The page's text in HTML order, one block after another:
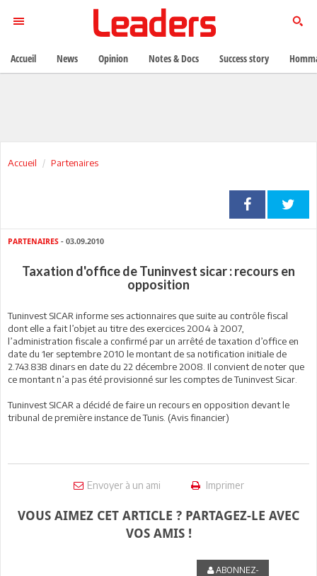
Accueil Partenaires
PARTENAIRES - 03.09.2010
Taxation d'office de Tuninvest sicar : recours en
opposition
Tuninvest SICAR informe ses actionnaires que suite au contrôle fiscal
dont elle a fait l’objet au titre des exercices 2004 à 2007,
l’administration fiscale a confirmé par un arrêté de taxation d’office en
date du 1er septembre 2010 le montant de sa notification initiale de
2.743.838 dinars en date du 22 décembre 2008. Il convient de noter que
ce montant n’a pas été provisionné sur les comptes de Tuninvest Sicar.
Tuninvest SICAR a décidé de faire un recours en opposition devant le
tribunal de première instance de Tunis. (Avis financier)
Envoyer à un ami Imprimer
VOUS AIMEZ CET ARTICLE ? PARTAGEZ-LE AVEC
VOS AMIS !
ABONNEZ-
Accueil News Opinion Notes & Docs Success story